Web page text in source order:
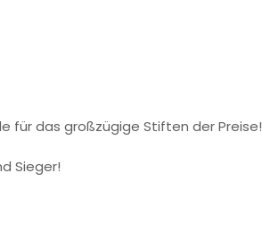
für das großzügige Stiften der Preise!
Sieger!